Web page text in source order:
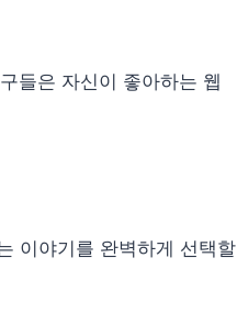
들은 자신이 좋아하는 웹
이야기를 완벽하게 선택할